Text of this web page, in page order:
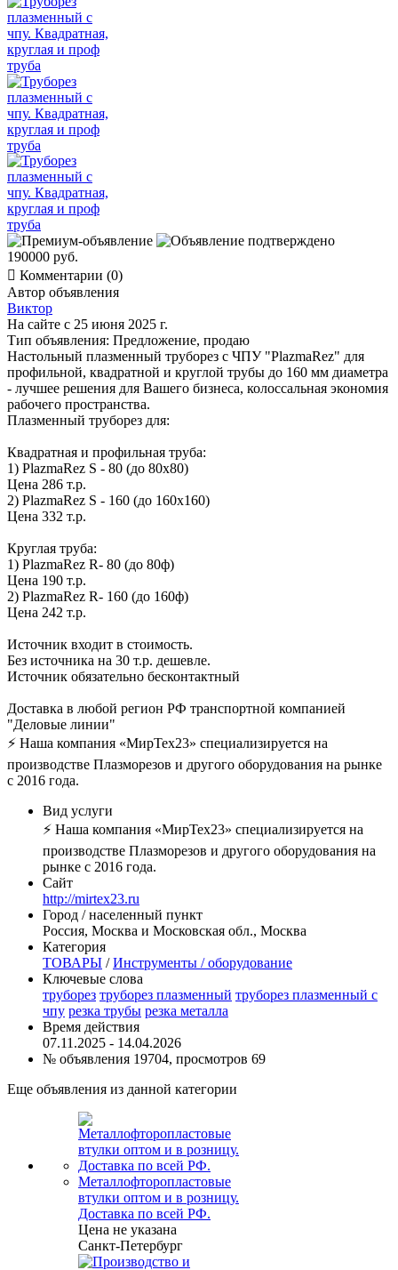
190000 руб.
 Комментарии (0)
Автор объявления
Виктор
На сайте с 25 июня 2025 г.
Тип объявления: Предложение, продаю
Настольный плазменный труборез с ЧПУ "PlazmaRez" для
профильной, квадратной и круглой трубы до 160 мм диаметра
- лучшее решения для Вашего бизнеса, колоссальная экономия
рабочего пространства.
Плазменный труборез для:
Квадратная и профильная труба:
1) PlazmaRez S - 80 (до 80х80)
Цена 286 т.р.
2) PlazmaRez S - 160 (до 160х160)
Цена 332 т.р.
Круглая труба:
1) PlazmaRez R- 80 (до 80ф)
Цена 190 т.р.
2) PlazmaRez R- 160 (до 160ф)
Цена 242 т.р.
Источник входит в стоимость.
Без источника на 30 т.р. дешевле.
Источник обязательно бесконтактный
Доставка в любой регион РФ транспортной компанией
"Деловые линии"
⚡ Наша компания «МирТех23» специализируется на
производстве Плазморезов и другого оборудования на рынке
с 2016 года.
Вид услуги
⚡ Наша компания «МирТех23» специализируется на
производстве Плазморезов и другого оборудования на
рынке с 2016 года.
Сайт
http://mirtex23.ru
Город / населенный пункт
Россия, Москва и Московская обл., Москва
Категория
ТОВАРЫ /Инструменты / оборудование
Ключевые слова
труборез труборез плазменный труборез плазменный с
чпу резка трубы резка металла
Время действия
07.11.2025 - 14.04.2026
№ объявления 19704, просмотров 69
Еще объявления из данной категории
Металлофторопластовые
втулки оптом и в розницу.
Доставка по всей РФ.
Цена не указана
Санкт-Петербург